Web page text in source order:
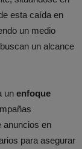
esta caída en
un medio
un alcance
un enfoque
anuncios en
para asegurar